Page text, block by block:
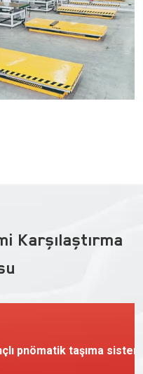
Karşılaştırma
pnömatik taşıma